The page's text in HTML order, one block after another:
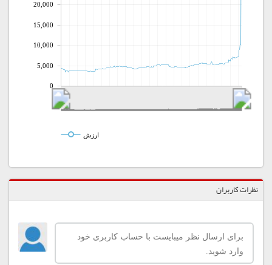
0
5,000
10,000
15,000
20,000
ارزش
نظرات کاربران